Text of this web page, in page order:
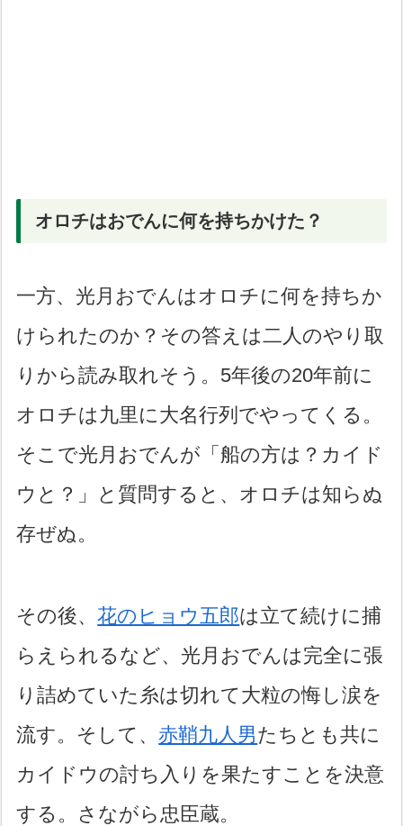
オロチはおでんに何を持ちかけた？
一方、光月おでんはオロチに何を持ちか
けられたのか？その答えは二人のやり取
りから読み取れそう。5年後の20年前に
オロチは九里に大名行列でやってくる。
そこで光月おでんが「船の方は？カイド
ウと？」と質問すると、オロチは知らぬ
存ぜぬ。
その後、花のヒョウ五郎は立て続けに捕
らえられるなど、光月おでんは完全に張
り詰めていた糸は切れて大粒の悔し涙を
流す。そして、赤鞘九人男たちとも共に
カイドウの討ち入りを果たすことを決意
する。さながら忠臣蔵。